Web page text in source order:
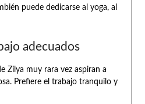
puede dedicarse al yoga, al
adecuados
Zilya muy rara vez aspiran a
Prefiere el trabajo tranquilo y